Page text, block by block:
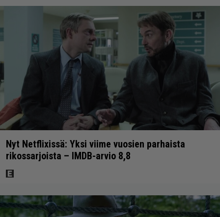
Nyt Netflixissä: Yksi viime vuosien parhaista
rikossarjoista – IMDB-arvio 8,8